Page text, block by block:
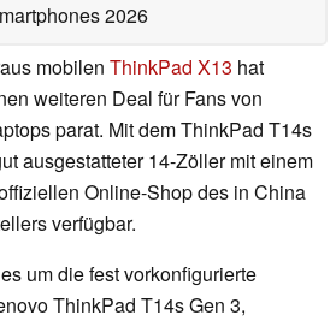
2026
mobilen ThinkPad X13 hat
weiteren Deal für Fans von
parat. Mit dem ThinkPad T14s
ausgestatteter 14-Zöller mit einem
Online-Shop des in China
verfügbar.
um die fest vorkonfigurierte
ThinkPad T14s Gen 3,